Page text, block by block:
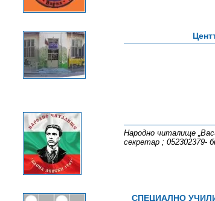
Народно читалище
секретар ; 052302379-
СПЕЦИАЛНО